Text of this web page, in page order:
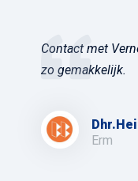
Contact met
zo gemakkelijk.
Erm